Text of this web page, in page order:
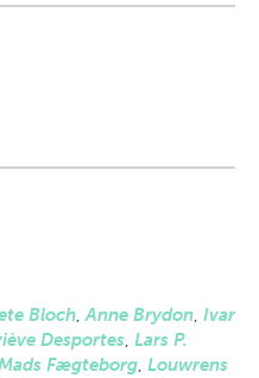
Bloch,Anne Brydon, Ivar
Desportes, Lars P.
Fægteborg, Louwrens